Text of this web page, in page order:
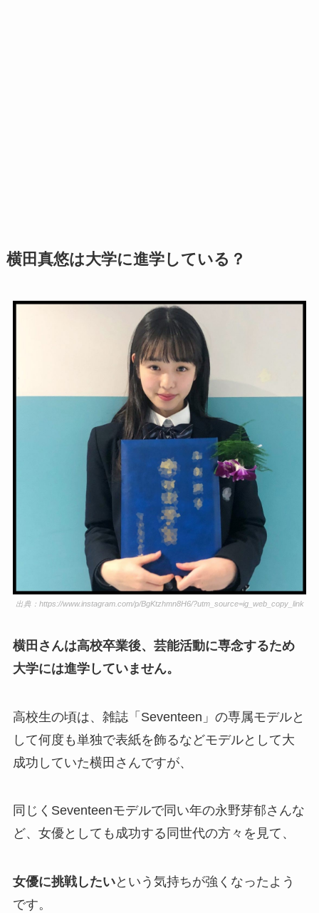
横田真悠は大学に進学している？
出典：https://www.instagram.com/p/BgKtzhmn8H6/?utm_source=ig_web_copy_link
横田さんは高校卒業後、芸能活動に専念するため
大学には進学していません。
高校生の頃は、雑誌「Seventeen」の専属モデルと
して何度も単独で表紙を飾るなどモデルとして大
成功していた横田さんですが、
同じくSeventeenモデルで同い年の永野芽郁さんな
ど、女優としても成功する同世代の方々を見て、
女優に挑戦したいという気持ちが強くなったよう
です。